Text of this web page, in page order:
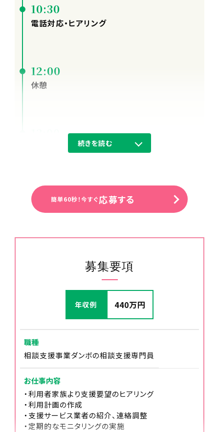
続きを読む
10:30
電話対応・ヒアリング
12:00
休憩
モニタリング
16:30
関係各所と連絡調整
利用計画書の作成
退勤
簡単60秒！今すぐ応募する
募集要項
年収例 440万円
職種
相談支援事業ダンボの相談支援専門員
お仕事内容
・利用者家族より支援要望のヒアリング
・利用計画の作成
・支援サービス業者の紹介、連絡調整
・定期的なモニタリングの実施